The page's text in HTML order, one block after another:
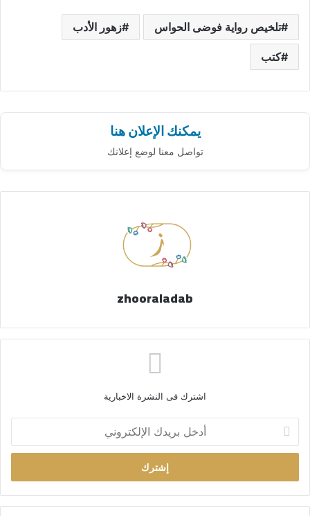
تلخيص رواية فوضى الحواس زهور الأدب
كتب
يمكنك الإعلان هنا
تواصل معنا لوضع إعلانك
zhooraladab
اشترك فى النشرة الاخبارية
خ
ب
ر